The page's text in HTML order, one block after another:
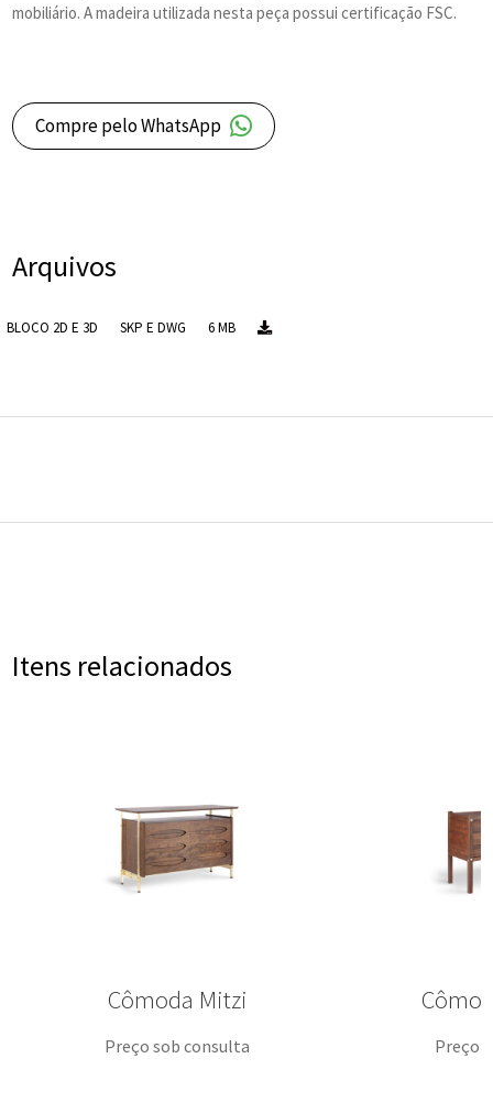
mobiliário. A madeira utilizada nesta peça possui certificação FSC.
Compre pelo WhatsApp
Arquivos
BLOCO 2D E 3D SKP E DWG 6 MB
Itens relacionados
Cômoda Mitzi
Preço sob consulta Preço